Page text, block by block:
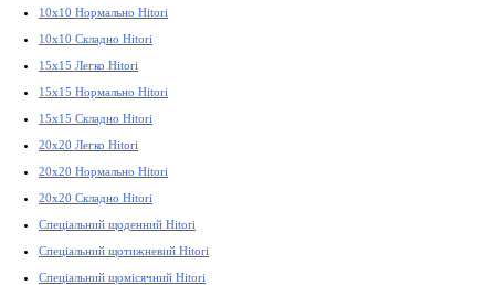
10x10 Нормально Hitori
10x10 Складно Hitori
15x15 Легко Hitori
15x15 Нормально Hitori
15x15 Складно Hitori
20x20 Легко Hitori
20x20 Нормально Hitori
20x20 Складно Hitori
Спеціальний щоденний Hitori
Спеціальний щотижневий Hitori
Спеціальний щомісячний Hitori